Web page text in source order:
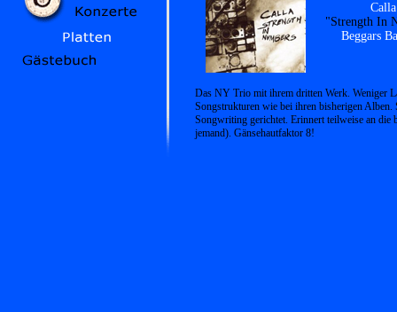
Calla
"Strength In
Beggars
Das NY Trio mit ihrem dritten Werk. Weniger
Songstrukturen wie bei ihren bisherigen Alben.
Songwriting gerichtet. Erinnert teilweise an die
jemand). Gänsehautfaktor 8!